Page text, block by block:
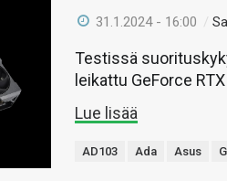
31.1.2024 - 16:00 /
Testissä
leikattu GeForce
Lue lisää
AD103 Ada Asus